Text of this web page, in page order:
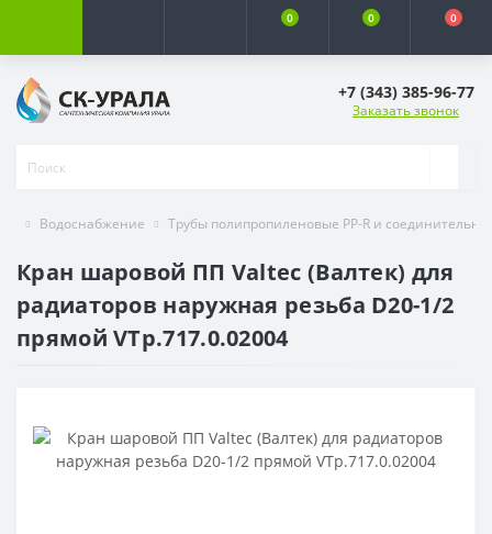
0 0 0
+7 (343) 385-96-77
Заказать звонок
Водоснабжение Трубы полипропиленовые PP-R и
Кран шаровой ПП Valtec (Валтек) для
радиаторов наружная резьба D20-1/2
прямой VTp.717.0.02004